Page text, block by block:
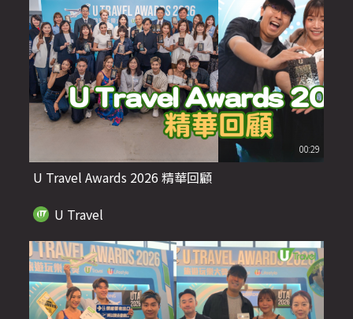
00:29
U Travel Awards 2026 精華回顧
U Travel